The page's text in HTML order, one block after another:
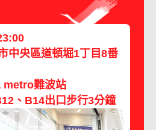
中央區道頓堀1丁目8番
metro難波站
、B14出口步行3分鐘